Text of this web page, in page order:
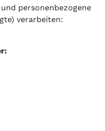
personenbezogene
verarbeiten: